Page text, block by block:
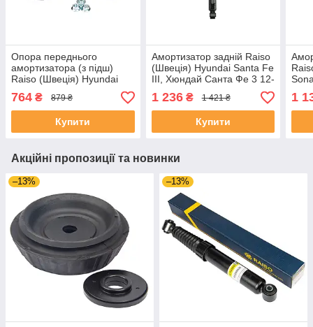
Опора переднього
амортизатора (з підш)
Raiso (Швеція) Hyundai
Sonata 5, Хюндай Соната
5 05- #RC05618
UABTSEU4
764 ₴ 879 ₴
Купити
Амортизатор задній Raiso
(Швеція) Hyundai Santa Fe
III, Хюндай Санта Фе 3 12-
#RS3440072 UAQGSZW4
1 236₴ 1 421 ₴
Купити
4
1
Акційні пропозиції та новинки
–13% –13%